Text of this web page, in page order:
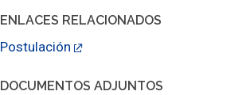
ENLACES RELACIONADOS
Postulación
DOCUMENTOS ADJUNTOS